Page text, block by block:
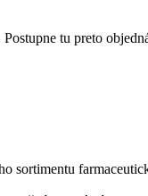
tu preto
sortimentu